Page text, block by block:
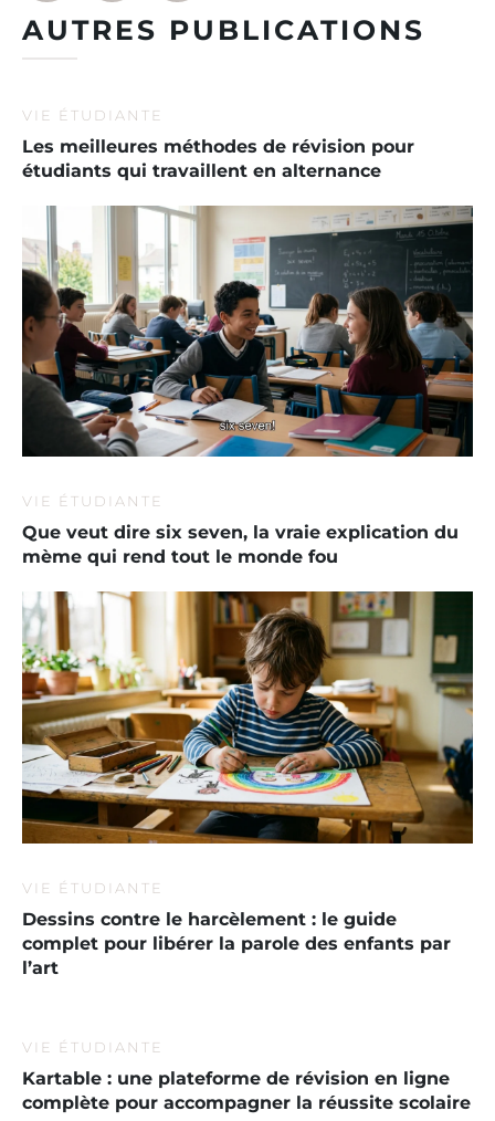
AUTRES PUBLICATIONS
VIE ÉTUDIANTE
Les meilleures méthodes de révision pour
étudiants qui travaillent en alternance
VIE ÉTUDIANTE
Que veut dire six seven, la vraie explication du
mème qui rend tout le monde fou
VIE ÉTUDIANTE
Dessins contre le harcèlement : le guide
complet pour libérer la parole des enfants par
l’art
VIE ÉTUDIANTE
Kartable : une plateforme de révision en ligne
complète pour accompagner la réussite scolaire